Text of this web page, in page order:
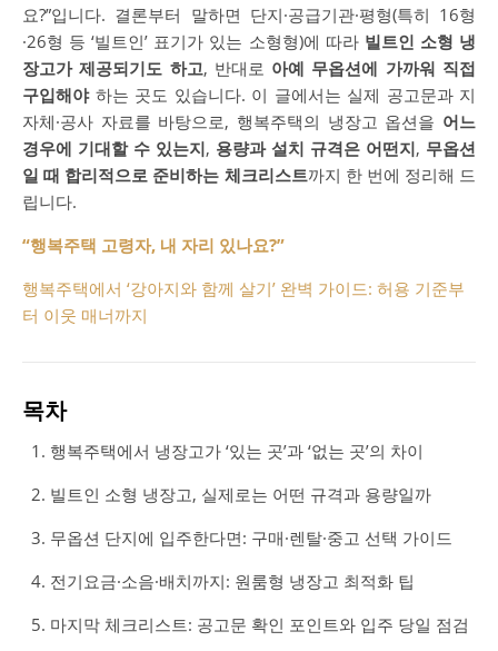
요?”입니다. 결론부터 말하면 단지·공급기관·평형(특히 16형
·26형 등 ‘빌트인’ 표기가 있는 소형형)에 따라 빌트인 소형 냉
장고가 제공되기도 하고, 반대로 아예 무옵션에 가까워 직접
구입해야하는 곳도 있습니다. 이 글에서는 실제 공고문과 지
자체·공사 자료를 바탕으로, 행복주택의 냉장고 옵션을 어느
경우에 기대할 수 있는지, 용량과 설치 규격은 어떤지, 무옵션
일 때 합리적으로 준비하는 체크리스트까지 한 번에 정리해 드
립니다.
“행복주택 고령자, 내 자리 있나요?”
행복주택에서 ‘강아지와 함께 살기’ 완벽 가이드: 허용 기준부
터 이웃 매너까지
목차
행복주택에서 냉장고가 ‘있는 곳’과 ‘없는 곳’의 차이
빌트인 소형 냉장고, 실제로는 어떤 규격과 용량일까
무옵션 단지에 입주한다면: 구매·렌탈·중고 선택 가이드
전기요금·소음·배치까지: 원룸형 냉장고 최적화 팁
마지막 체크리스트: 공고문 확인 포인트와 입주 당일 점검